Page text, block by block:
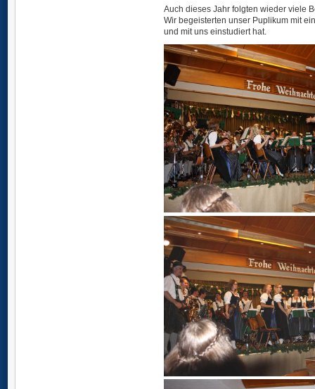
Auch dieses Jahr folgten wieder viele
Wir begeisterten unser Puplikum mit
und mit uns einstudiert hat.